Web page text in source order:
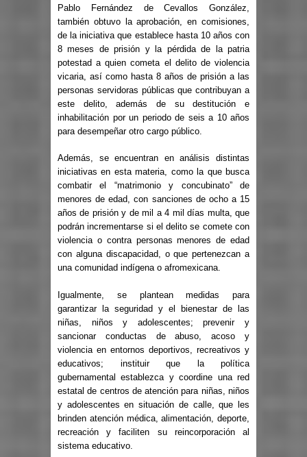
Pablo Fernández de Cevallos González,
también obtuvo la aprobación, en comisiones,
de la iniciativa que establece hasta 10 años con
8 meses de prisión y la pérdida de la patria
potestad a quien cometa el delito de violencia
vicaria, así como hasta 8 años de prisión a las
personas servidoras públicas que contribuyan a
este delito, además de su destitución e
inhabilitación por un periodo de seis a 10 años
para desempeñar otro cargo público.
Además, se encuentran en análisis distintas
iniciativas en esta materia, como la que busca
combatir el “matrimonio y concubinato” de
menores de edad, con sanciones de ocho a 15
años de prisión y de mil a 4 mil días multa, que
podrán incrementarse si el delito se comete con
violencia o contra personas menores de edad
con alguna discapacidad, o que pertenezcan a
una comunidad indígena o afromexicana.
Igualmente, se plantean medidas para
garantizar la seguridad y el bienestar de las
niñas, niños y adolescentes; prevenir y
sancionar conductas de abuso, acoso y
violencia en entornos deportivos, recreativos y
educativos; instituir que la política
gubernamental establezca y coordine una red
estatal de centros de atención para niñas, niños
y adolescentes en situación de calle, que les
brinden atención médica, alimentación, deporte,
recreación y faciliten su reincorporación al
sistema educativo.